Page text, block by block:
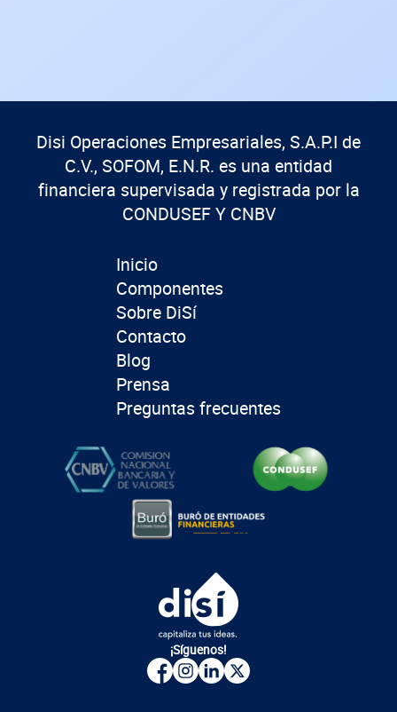
Inicio
Componentes
Sobre DiSí
Contacto
Blog
Prensa
Preguntas frecuentes
Disi Operaciones Empresariales, S.A.P.I de
C.V., SOFOM, E.N.R. es una entidad
financiera supervisada y registrada por la
CONDUSEF Y CNBV
¡Síguenos!